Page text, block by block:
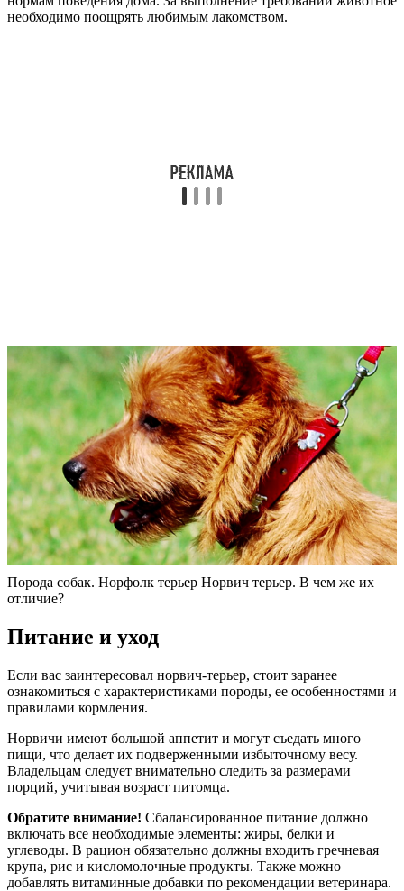
необходимо поощрять любимым лакомством.
Порода собак. Норфолк терьер Норвич терьер. В чем же их
отличие?
Питание и уход
Если вас заинтересовал норвич-терьер, стоит заранее
ознакомиться с характеристиками породы, ее особенностями и
правилами кормления.
Норвичи имеют большой аппетит и могут съедать много
пищи, что делает их подверженными избыточному весу.
Владельцам следует внимательно следить за размерами
порций, учитывая возраст питомца.
Обратите внимание! Сбалансированное питание должно
включать все необходимые элементы: жиры, белки и
углеводы. В рацион обязательно должны входить гречневая
крупа, рис и кисломолочные продукты. Также можно
добавлять витаминные добавки по рекомендации ветеринара.